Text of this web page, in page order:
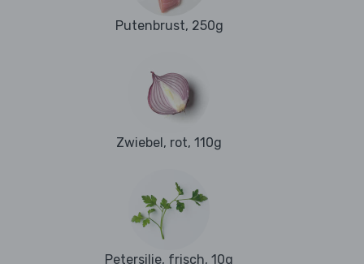
Putenbrust, 250g
Zwiebel, rot, 110g
Petersilie, frisch, 10g